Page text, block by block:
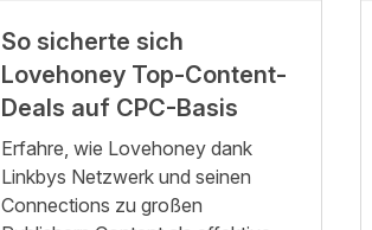
So sicherte sich
Lovehoney Top-Content-
Deals auf CPC-Basis
Erfahre, wie Lovehoney dank
Linkbys Netzwerk und seinen
Connections zu großen